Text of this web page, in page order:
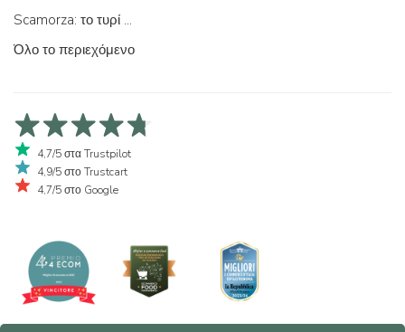
Scamorza: το τυρί ...
Όλο το περιεχόμενο
4,7/5 στα Trustpilot
4,9/5 στο Trustcart
4,7/5 στο Google